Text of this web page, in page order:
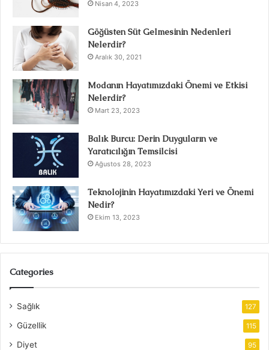
Nisan 4, 2023
Göğüsten Süt Gelmesinin Nedenleri
Nelerdir?
Aralık 30, 2021
Modanın Hayatımızdaki Önemi ve Etkisi
Nelerdir?
Mart 23, 2023
Balık Burcu: Derin Duyguların ve
Yaratıcılığın Temsilcisi
Ağustos 28, 2023
Teknolojinin Hayatımızdaki Yeri ve Önemi
Nedir?
Ekim 13, 2023
Categories
Sağlık 127
Güzellik 115
Diyet 95